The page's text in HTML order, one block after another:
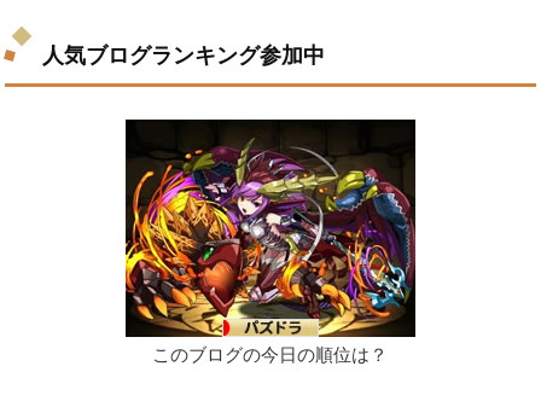
人気ブログランキング参加中
このブログの今日の順位は？